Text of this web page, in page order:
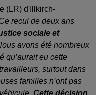
(LR) d'Illkirch-
Ce recul de deux ans
sociale et
avons été nombreux
qu’aurait eu cette
surtout dans
familles n’ont pas